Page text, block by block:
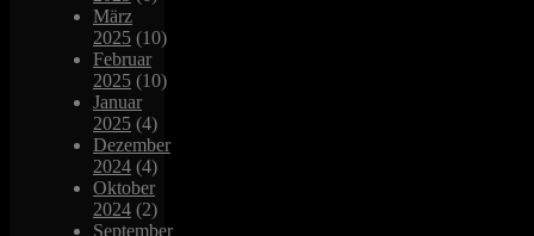
März
2025 (10)
Februar
2025 (10)
Januar
2025 (4)
Dezember
2024 (4)
Oktober
2024 (2)
September